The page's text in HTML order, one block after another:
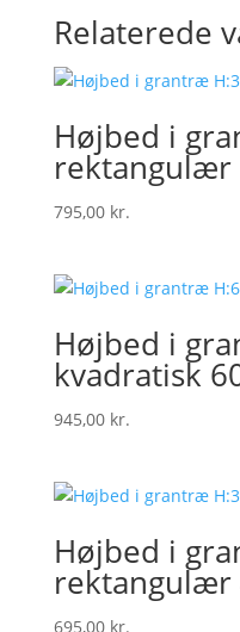
Relaterede
Højbed i
rektangulær
795,00 kr.
Højbed i
kvadratisk
945,00 kr.
Højbed i
rektangulær
695,00 kr.